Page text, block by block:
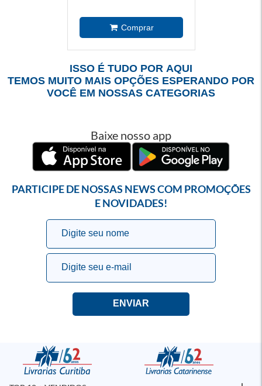
ISSO É TUDO POR AQUI
TEMOS MUITO MAIS OPÇÕES ESPERANDO POR
VOCÊ EM NOSSAS CATEGORIAS
Baixe nosso app
PARTICIPE DE NOSSAS NEWS COM PROMOÇÕES
E NOVIDADES!